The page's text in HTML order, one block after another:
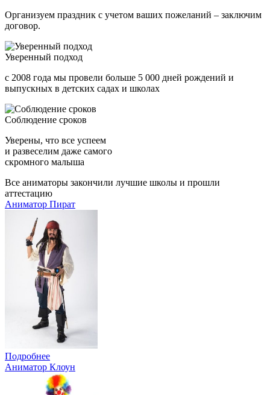
Организуем праздник с учетом ваших пожеланий – заключим
договор.
Уверенный подход
с 2008 года мы провели больше 5 000 дней рождений и
выпускных в детских садах и школах
Соблюдение сроков
Уверены, что все успеем
и развеселим даже самого
скромного малыша
Все аниматоры закончили лучшие школы и прошли
аттестацию
Аниматор Пират
Подробнее
Аниматор Клоун